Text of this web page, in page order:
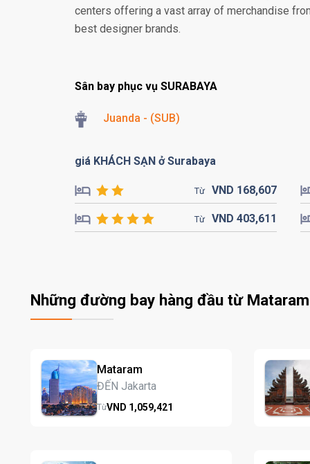
centers offering a vast array of merchandise
best designer brands.
Sân bay phục vụ SURABAYA
Juanda - (SUB)
giá KHÁCH SẠN ở Surabaya
Từ VND 168,607
Từ VND 403,611
Những đường bay hàng đầu từ Mataram
Mataram
ĐẾN Jakarta
TừVND 1,059,421